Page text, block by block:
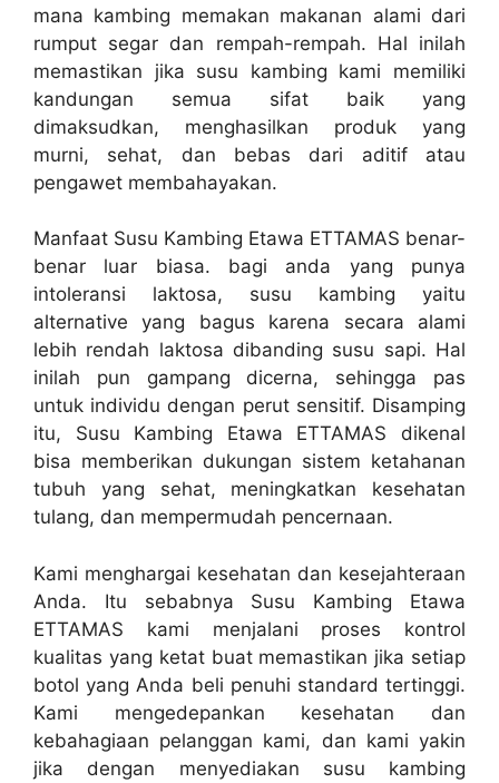
mana kambing memakan makanan alami dari
rumput segar dan rempah-rempah. Hal inilah
memastikan jika susu kambing kami memiliki
kandungan semua sifat baik yang
dimaksudkan, menghasilkan produk yang
murni, sehat, dan bebas dari aditif atau
pengawet membahayakan.
Manfaat Susu Kambing Etawa ETTAMAS benar-
benar luar biasa. bagi anda yang punya
intoleransi laktosa, susu kambing yaitu
alternative yang bagus karena secara alami
lebih rendah laktosa dibanding susu sapi. Hal
inilah pun gampang dicerna, sehingga pas
untuk individu dengan perut sensitif. Disamping
itu, Susu Kambing Etawa ETTAMAS dikenal
bisa memberikan dukungan sistem ketahanan
tubuh yang sehat, meningkatkan kesehatan
tulang, dan mempermudah pencernaan.
Kami menghargai kesehatan dan kesejahteraan
Anda. Itu sebabnya Susu Kambing Etawa
ETTAMAS kami menjalani proses kontrol
kualitas yang ketat buat memastikan jika setiap
botol yang Anda beli penuhi standard tertinggi.
Kami mengedepankan kesehatan dan
kebahagiaan pelanggan kami, dan kami yakin
jika dengan menyediakan susu kambing